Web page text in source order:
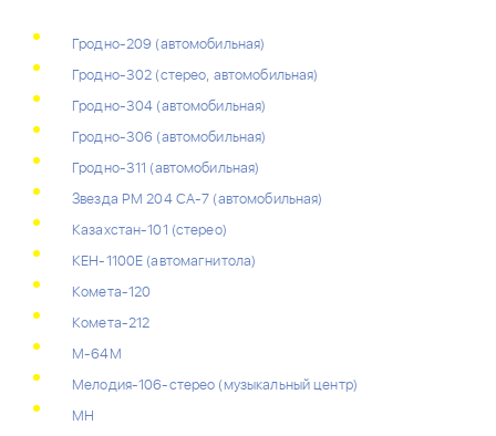
Гродно-209 (автомобильная)
Гродно-302 (стерео, автомобильная)
Гродно-304 (автомобильная)
Гродно-306 (автомобильная)
Гродно-311 (автомобильная)
Звезда РМ 204 СА-7 (автомобильная)
Казахстан-101 (стерео)
КЕН-1100Е (автомагнитола)
Комета-120
Комета-212
М-64М
Мелодия-106-стерео (музыкальный центр)
МН